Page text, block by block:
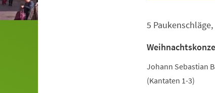
5
Johann Sebastian
(Kantaten 1-3)